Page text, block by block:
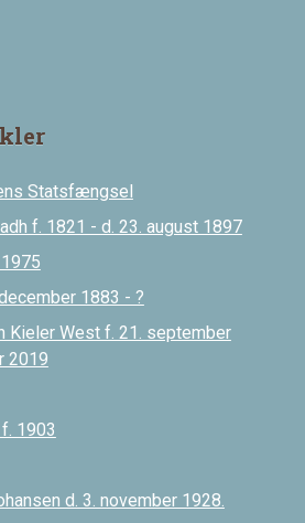
Statsfængsel
f. 1821 - d. 23. august 1897
1883 - ?
Kieler West f. 21. september
2019
1903
d. 3. november 1928.